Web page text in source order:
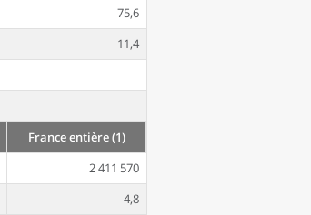
75,6
11,4
France entière (1)
2 411 570
4,8